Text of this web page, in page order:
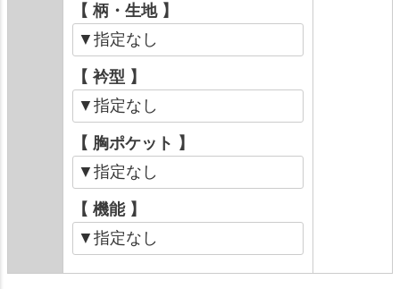
【 柄・生地 】
【 衿型 】
【 胸ポケット 】
【 機能 】